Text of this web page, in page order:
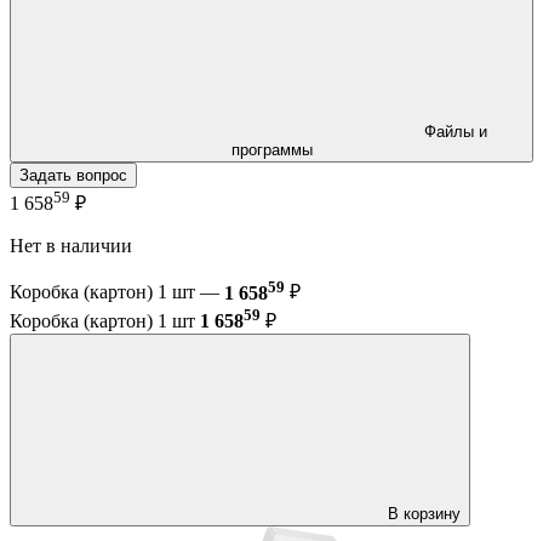
программы
Задать вопрос
1 65859 ₽
Нет в наличии
Коробка (картон) 1 шт — 1 65859 ₽
Коробка (картон) 1 шт 1 65859 ₽
В корзину